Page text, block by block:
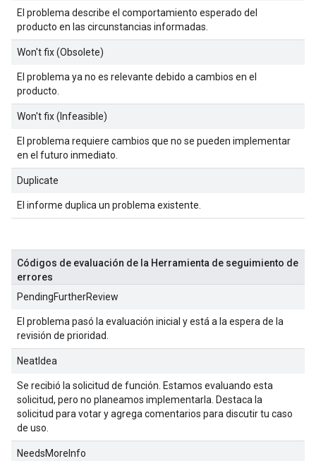
El problema describe el comportamiento esperado del
producto en las circunstancias informadas.
Won't fix (Obsolete)
El problema ya no es relevante debido a cambios en el
producto.
Won't fix (Infeasible)
El problema requiere cambios que no se pueden implementar
en el futuro inmediato.
Duplicate
El informe duplica un problema existente.
Códigos de evaluación de la Herramienta de seguimiento de
errores
PendingFurtherReview
El problema pasó la evaluación inicial y está a la espera de la
revisión de prioridad.
NeatIdea
Se recibió la solicitud de función. Estamos evaluando esta
solicitud, pero no planeamos implementarla. Destaca la
solicitud para votar y agrega comentarios para discutir tu caso
de uso.
NeedsMoreInfo